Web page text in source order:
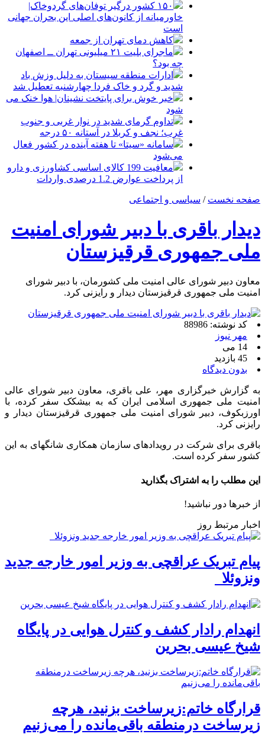
۱۵۰ کشور درگیر توفان‌های گردوخاک|
خاورمیانه از کانون‌های اصلی این بحران جهانی
است
کاهش دمای تهران از جمعه
ماجرای بلیت ۲۱ میلیونی تهران ــ اصفهان
چه بود؟
ادارات منطقه سیستان به دلیل وزش باد
شدید و گرد و خاک فردا چهارشنبه تعطیل شد
خبر خوش برای پایتخت نشینان| هوا خنک می
شود
تداوم گرمای شدید در نوار غربی و جنوب
غرب؛ نجف و کربلا در آستانه ۵۰ درجه
سامانه «سیتا» تا هفته آینده در کشور فعال
می‌شود
معافیت 199 کالای اساسی کشاورزی و دارو
از پرداخت عوارض 1.2 درصدی واردات
صفحه نخست / سیاسی و اجتماعی
دیدار باقری با دبیر شورای امنیت
ملی جمهوری قرقیزستان
معاون دبیر شورای عالی امنیت ملی کشورمان، با دبیر شورای
امنیت ملی جمهوری قرقیزستان دیدار و رایزنی کرد.
کد نوشته: 88986
مهر نیوز
14 می
45 بازدید
بدون دیدگاه
به گزارش خبرگزاری مهر، علی باقری، معاون دبیر شورای عالی
امنیت ملی جمهوری اسلامی ایران که به بیشکک سفر کرده، با
اورزبکوف، دبیر شورای امنیت ملی جمهوری قرقیزستان دیدار و
رایزنی کرد.
باقری برای شرکت در رویدادهای سازمان همکاری شانگهای به این
کشور سفر کرده است.
این مطلب را به اشتراک بگذارید
از خبرها دور نباشید!
اخبار مرتبط روز
پیام تبریک عراقچی به وزیر امور خارجه جدید
ونزوئلا
انهدام رادار کشف و کنترل هوایی در پایگاه
شیخ عیسی بحرین
قرارگاه خاتم:زیرساخت بزنید، هرچه
زیرساخت درمنطقه باقی‌مانده را می‌زنیم